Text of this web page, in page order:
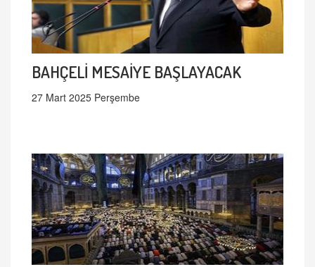
BAHÇELİ MESAİYE BAŞLAYACAK
27 Mart 2025 Perşembe